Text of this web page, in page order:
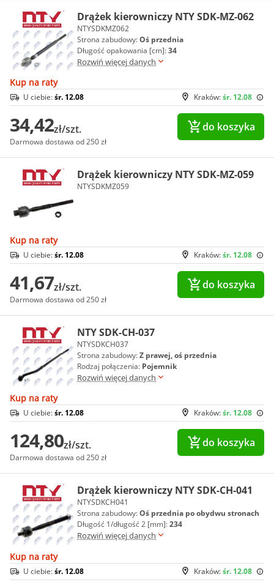
Drążek kierowniczy NTY SDK-MZ-062
NTYSDKMZ062
Strona zabudowy:Oś przednia
Długość opakowania [cm]:34
Rozwiń więcej danych
Kup na raty
Kraków:śr. 12.08
U ciebie:śr. 12.08
34,42zł/szt.
Darmowa dostawa od 250 zł
do koszyka
Drążek kierowniczy NTY SDK-MZ-059
NTYSDKMZ059
Kup na raty
Kraków:śr. 12.08
U ciebie:śr. 12.08
41,67zł/szt.
Darmowa dostawa od 250 zł
do koszyka
NTY SDK-CH-037
NTYSDKCH037
Strona zabudowy:Z prawej, oś przednia
Rodzaj połączenia: Pojemnik
Rozwiń więcej danych
Kup na raty
Kraków:śr. 12.08
U ciebie:śr. 12.08
124,80zł/szt.
Darmowa dostawa od 250 zł
do koszyka
Drążek kierowniczy NTY SDK-CH-041
NTYSDKCH041
Strona zabudowy:Oś przednia po obydwu stronach
Długość 1/długość 2 [mm]:234
Rozwiń więcej danych
Kup na raty
Kraków:śr. 12.08
U ciebie:śr. 12.08